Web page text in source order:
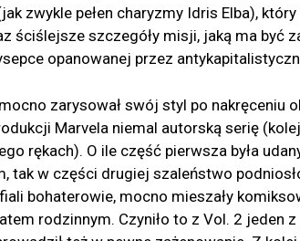
zwykle pełen charyzmy Idris Elba),
ściślejsze szczegóły misji, jaką ma być
opanowanej przez
zarysował swój styl po nakręceniu
Marvela niemal autorską serię
rękach). O ile część pierwsza była
tak w części drugiej szaleństwo
bohaterowie, mocno mieszały
rodzinnym. Czyniło to z Vol. 2 jeden